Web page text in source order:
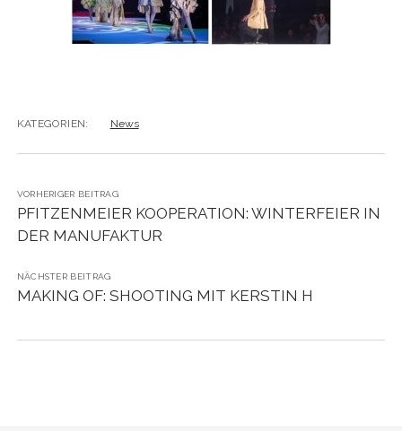
KATEGORIEN: News
VORHERIGER BEITRAG
PFITZENMEIER KOOPERATION: WINTERFEIER IN
DER MANUFAKTUR
NÄCHSTER BEITRAG
MAKING OF: SHOOTING MIT KERSTIN H